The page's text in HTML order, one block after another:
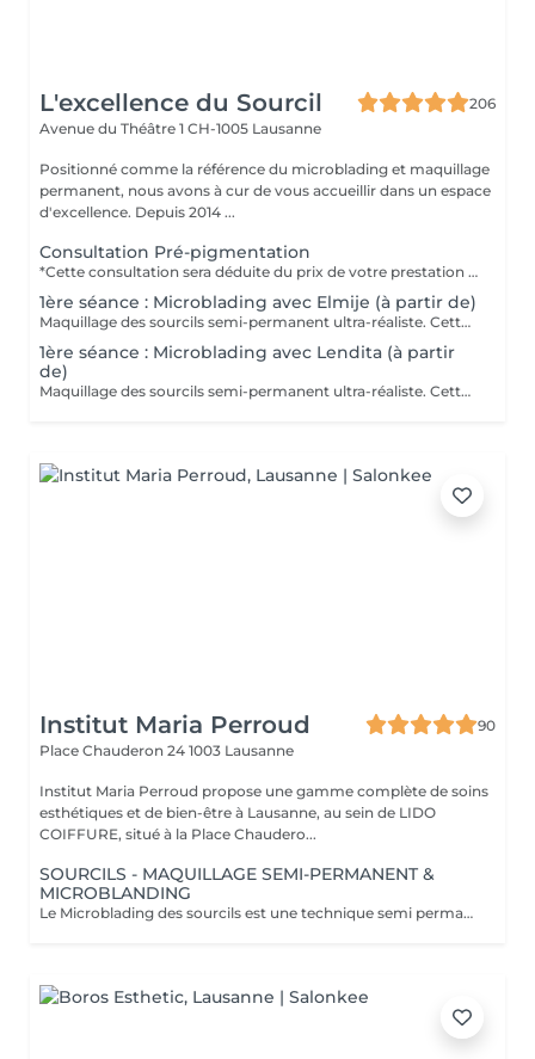
L'excellence du Sourcil
206
Avenue du Théâtre 1 CH-1005 Lausanne
Positionné comme la référence du microblading et maquillage
permanent, nous avons à cur de vous accueillir dans un espace
d'excellence. Depuis 2014 ...
Consultation Pré-pigmentation
*Cette consultation sera déduite du prix de votre prestation lors de votre prochain rendez-vous. *Les samedis, cette prestation ne peut pas être réservée en ligne. Merci de contacter directement l'institut pour fixer un rendez-vous.
1ère séance : Microblading avec Elmije (à partir de)
Maquillage des sourcils semi-permanent ultra-réaliste. Cette prestation comprend une retouche valable de 4 à 8 semaines qui suivent le traitement. Passé ce délais, la retouche sera facturée. Merci de réserver dès aujourd'hui le rendez-vous retouche 4 à 8 semaines après la 1ère séance s'il vous plait. (La redouche doit être fixée avec la même technicienne ayant effectuée votre première séance.)
1ère séance : Microblading avec Lendita (à partir
de)
Maquillage des sourcils semi-permanent ultra-réaliste. Cette prestation comprend une retouche valable de 4 à 8 semaines qui suivent le traitement. Passé ce délais, la retouche sera facturée. Merci de réserver dès aujourd'hui le rendez-vous retouche 4 à 8 semaines après la 1ère séance s'il vous plait. (La redouche doit être fixée avec la même technicienne ayant effectuée votre première séance.)
Institut Maria Perroud
90
Place Chauderon 24 1003 Lausanne
Institut Maria Perroud propose une gamme complète de soins
esthétiques et de bien-être à Lausanne, au sein de LIDO
COIFFURE, situé à la Place Chaudero...
SOURCILS - MAQUILLAGE SEMI-PERMANENT &
MICROBLANDING
Le Microblading des sourcils est une technique semi permanente de maquillage qui vise à redessiner et intensifier les sourcils pour leur donner une apparence plus fournie et naturelle. Voici tout ce qu'il faut savoir : Le principe Le Microblading consiste à dessiner des poils fins à l'aide d'une lame très fine (contenant de minuscules aiguilles) qui dépose un pigment dans les couches superficielles de la peau. Contrairement au maquillage permanent, le Microblading est plus subtil et imite les vrais poils pour un effet naturel. Durée : 12 à 18 mois, selon le type de peau (peau grasse retient moins bien le pigment). Avantages Naturel : Résultat proche des vrais poils. Gain de temps : Plus besoin de maquiller les sourcils chaque matin. Personnalisable : Couleur, forme et épaisseur adaptées à chaque visage.